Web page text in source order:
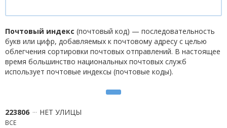
Почтовый индекс (почтовый код) — последовательность
букв или цифр, добавляемых к почтовому адресу с целью
облегчения сортировки почтовых отправлений. В настоящее
время большинство национальных почтовых служб
использует почтовые индексы (почтовые коды).
223806 НЕТ УЛИЦЫ
ВСЕ